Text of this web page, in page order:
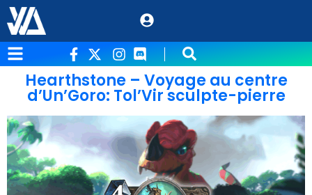
Hearthstone – Voyage au centre
d’Un’Goro: Tol’Vir sculpte-pierre